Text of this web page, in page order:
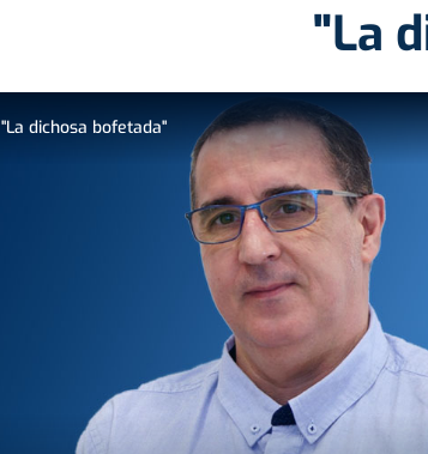
"La
"La dichosa bofetada"